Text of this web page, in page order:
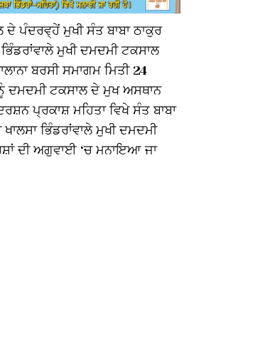
ਦੇ ਪੰਦਰਵ੍ਹੇਂ ਮੁਖੀ ਸੰਤ ਬਾਬਾ ਠਾਕੁਰ
ਮੁਖੀ ਦਮਦਮੀ ਟਕਸਾਲ
ਬਰਸੀ ਸਮਾਗਮ ਮਿਤੀ 24
ਦਮਦਮੀ ਟਕਸਾਲ ਦੇ ਮੁਖ ਅਸਥਾਨ
ਪ੍ਰਕਾਸ਼ ਮਹਿਤਾ ਵਿਖੇ ਸੰਤ ਬਾਬਾ
ਭਿੰਡਰਾਂਵਾਲੇ ਮੁਖੀ ਦਮਦਮੀ
ਦੀ ਅਗੁਵਾਈ ‘ਚ ਮਨਾਇਆ ਜਾ